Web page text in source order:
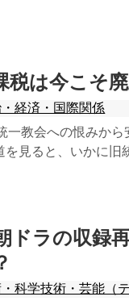
税は今こそ
経済・国際関係
一教会への恨みか
見ると、いかに旧
ドラの収録
科学技術・芸能（